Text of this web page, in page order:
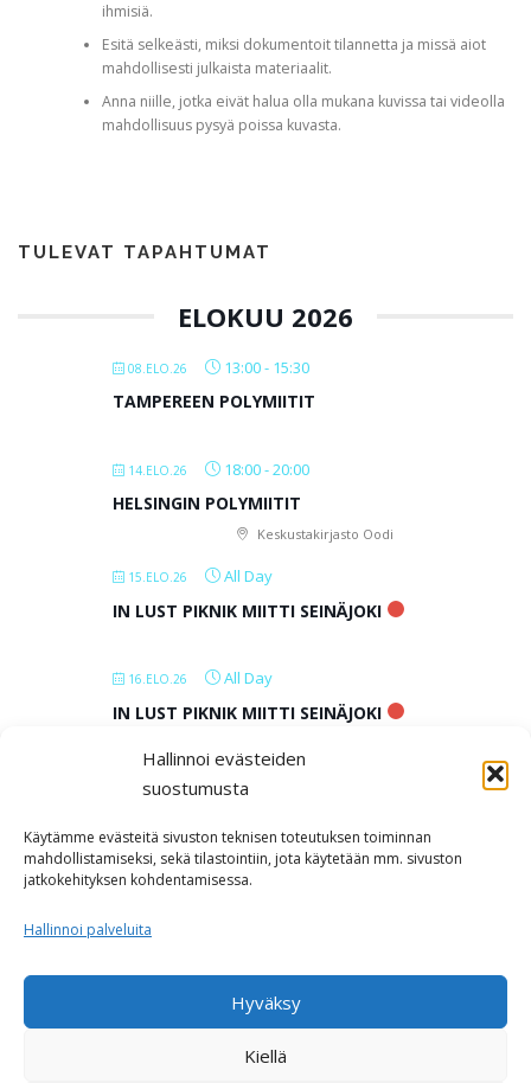
Hallinnoi evästeiden
suostumusta
Käytämme evästeitä sivuston teknisen toteutuksen toiminnan
mahdollistamiseksi, sekä tilastointiin, jota käytetään mm. sivuston
jatkokehityksen kohdentamisessa.
Hallinnoi palveluita
Hyväksy
Kiellä
ihmisiä.
Esitä selkeästi, miksi dokumentoit tilannetta ja missä aiot
mahdollisesti julkaista materiaalit.
Anna niille, jotka eivät halua olla mukana kuvissa tai videolla
mahdollisuus pysyä poissa kuvasta.
TULEVAT TAPAHTUMAT
ELOKUU 2026
08.ELO.26 13:00- 15:30
TAMPEREEN POLYMIITIT
14.ELO.26 18:00-20:00
HELSINGIN POLYMIITIT
Keskustakirjasto Oodi
15.ELO.26 All Day
IN LUST PIKNIK MIITTI SEINÄJOKI
16.ELO.26 All Day
IN LUST PIKNIK MIITTI SEINÄJOKI
17.ELO.26 All Day